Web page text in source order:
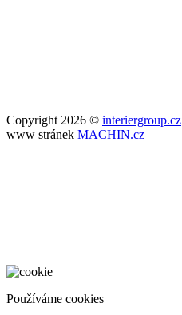
Copyright 2026 © interiergroup.cz
www stránek MACHIN.cz
Používáme cookies